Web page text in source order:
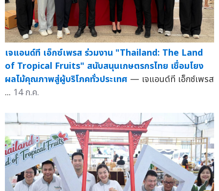
เจแอนด์ที เอ็กซ์เพรส ร่วมงาน "Thailand: The Land
of Tropical Fruits" สนับสนุนเกษตรกรไทย เชื่อมโยง
ผลไม้คุณภาพสู่ผู้บริโภคทั่วประเทศ — เจแอนด์ที เอ็กซ์เพรส
... 14 ก.ค.